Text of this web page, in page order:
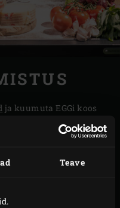
Teave
ja kuumuta EGGi koos
küpsetuspaberist 2
panni (Small)